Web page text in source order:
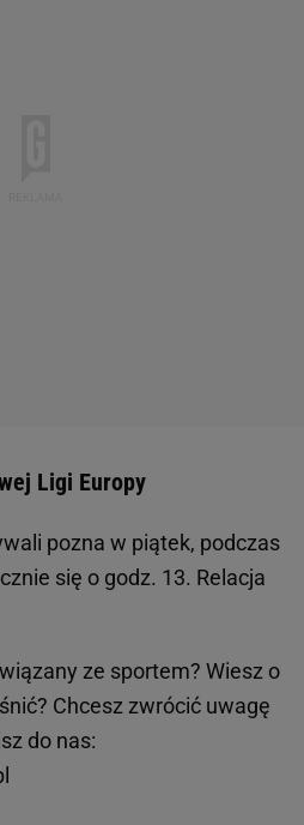
Ligi Europy
pozna w piątek, podczas
się o godz. 13. Relacja
ze sportem? Wiesz o
Chcesz zwrócić uwagę
do nas: